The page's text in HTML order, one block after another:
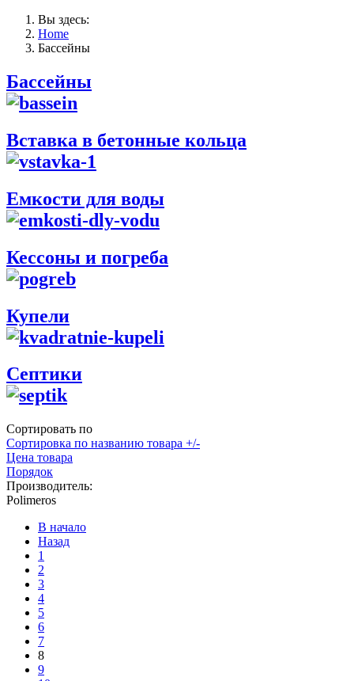
Вы здесь:
Home
Бассейны
Бассейны
Вставка в бетонные кольца
Емкости для воды
Кессоны и погреба
Купели
Септики
Сортировать по
Сортировка по названию товара +/-
Цена товара
Порядок
Производитель:
Polimeros
В начало
Назад
1
2
3
4
5
6
7
8
9